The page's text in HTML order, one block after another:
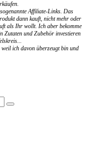
Affiliate-Links. Das
dann kauft, nicht mehr oder
als Ihr wollt. Ich aber bekomme
Zutaten und Zubehör investieren
ich davon überzeugt bin und